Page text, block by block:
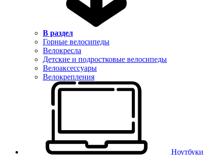
В раздел
Горные велосипеды
Велокресла
Детские и подростковые велосипеды
Велоаксессуары
Велокрепления
Ноутбуки